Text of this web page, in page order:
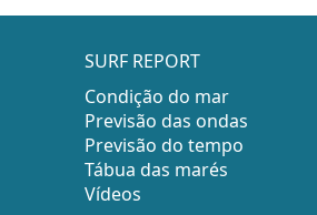
SURF REPORT
Condição do mar
Previsão das ondas
Previsão do tempo
Tábua das marés
Vídeos